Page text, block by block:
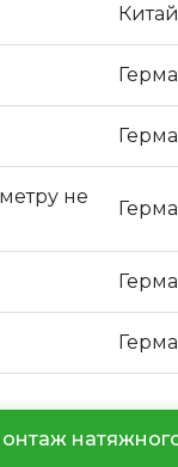
Китай
не